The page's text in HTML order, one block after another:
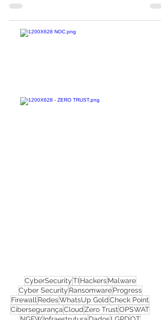
malware mais prevalente pelo terceiro mês...
CyberSecurityTIHackersMalware
Cyber SecurityRansomwareProgress